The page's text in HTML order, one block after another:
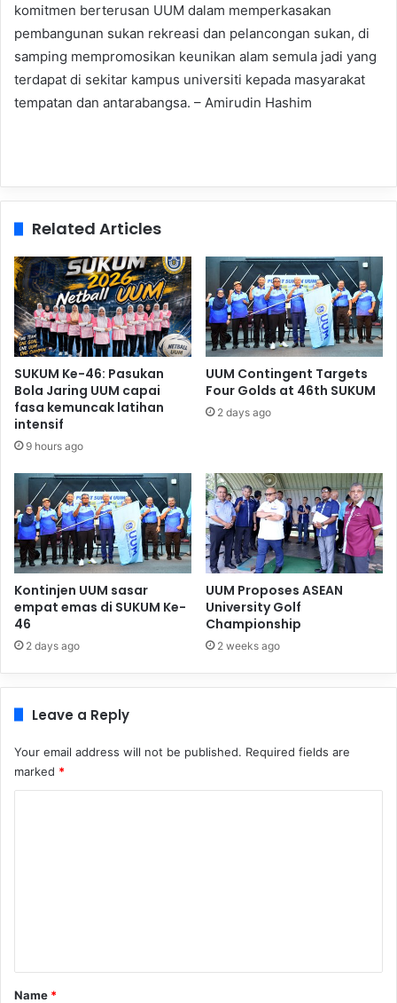
komitmen berterusan UUM dalam memperkasakan
pembangunan sukan rekreasi dan pelancongan sukan, di
samping mempromosikan keunikan alam semula jadi yang
terdapat di sekitar kampus universiti kepada masyarakat
tempatan dan antarabangsa. – Amirudin Hashim
Related Articles
SUKUM Ke-46: Pasukan
Bola Jaring UUM capai
fasa kemuncak latihan
intensif
9 hours ago
UUM Contingent Targets
Four Golds at 46th SUKUM
2 days ago
Kontinjen UUM sasar
empat emas di SUKUM Ke-
46
2 days ago
UUM Proposes ASEAN
University Golf
Championship
2 weeks ago
Leave a Reply
Your email address will not be published. Required fields are
marked *
*
Name *